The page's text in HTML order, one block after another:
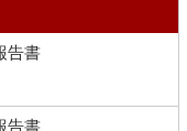
告書
告書